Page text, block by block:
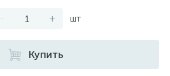
- + шт
Купить